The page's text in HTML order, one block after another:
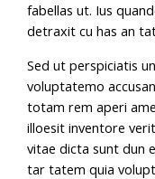
fabellas ut. Ius
detraxit cu has an
Sed ut perspiciatis
voluptatemo
totam rem aperi
illoesit inventore
vitae dicta sunt dun
tar tatem quia